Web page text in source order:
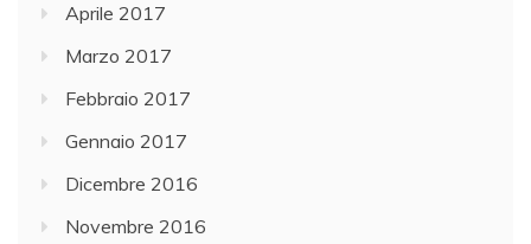
Aprile 2017
Marzo 2017
Febbraio 2017
Gennaio 2017
Dicembre 2016
Novembre 2016